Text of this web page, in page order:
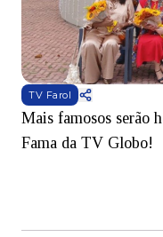
TV Farol
Mais famosos serão
Fama da TV Globo!